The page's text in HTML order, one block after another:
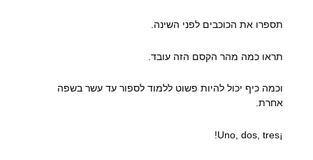
תספרו את הכוכבים לפני השינה.
תראו כמה מהר הקסם הזה עובד.
וכמה כיף יכול להיות פשוט ללמוד לספור עד עשר בשפה
אחרת.
¡Uno, dos, tres!